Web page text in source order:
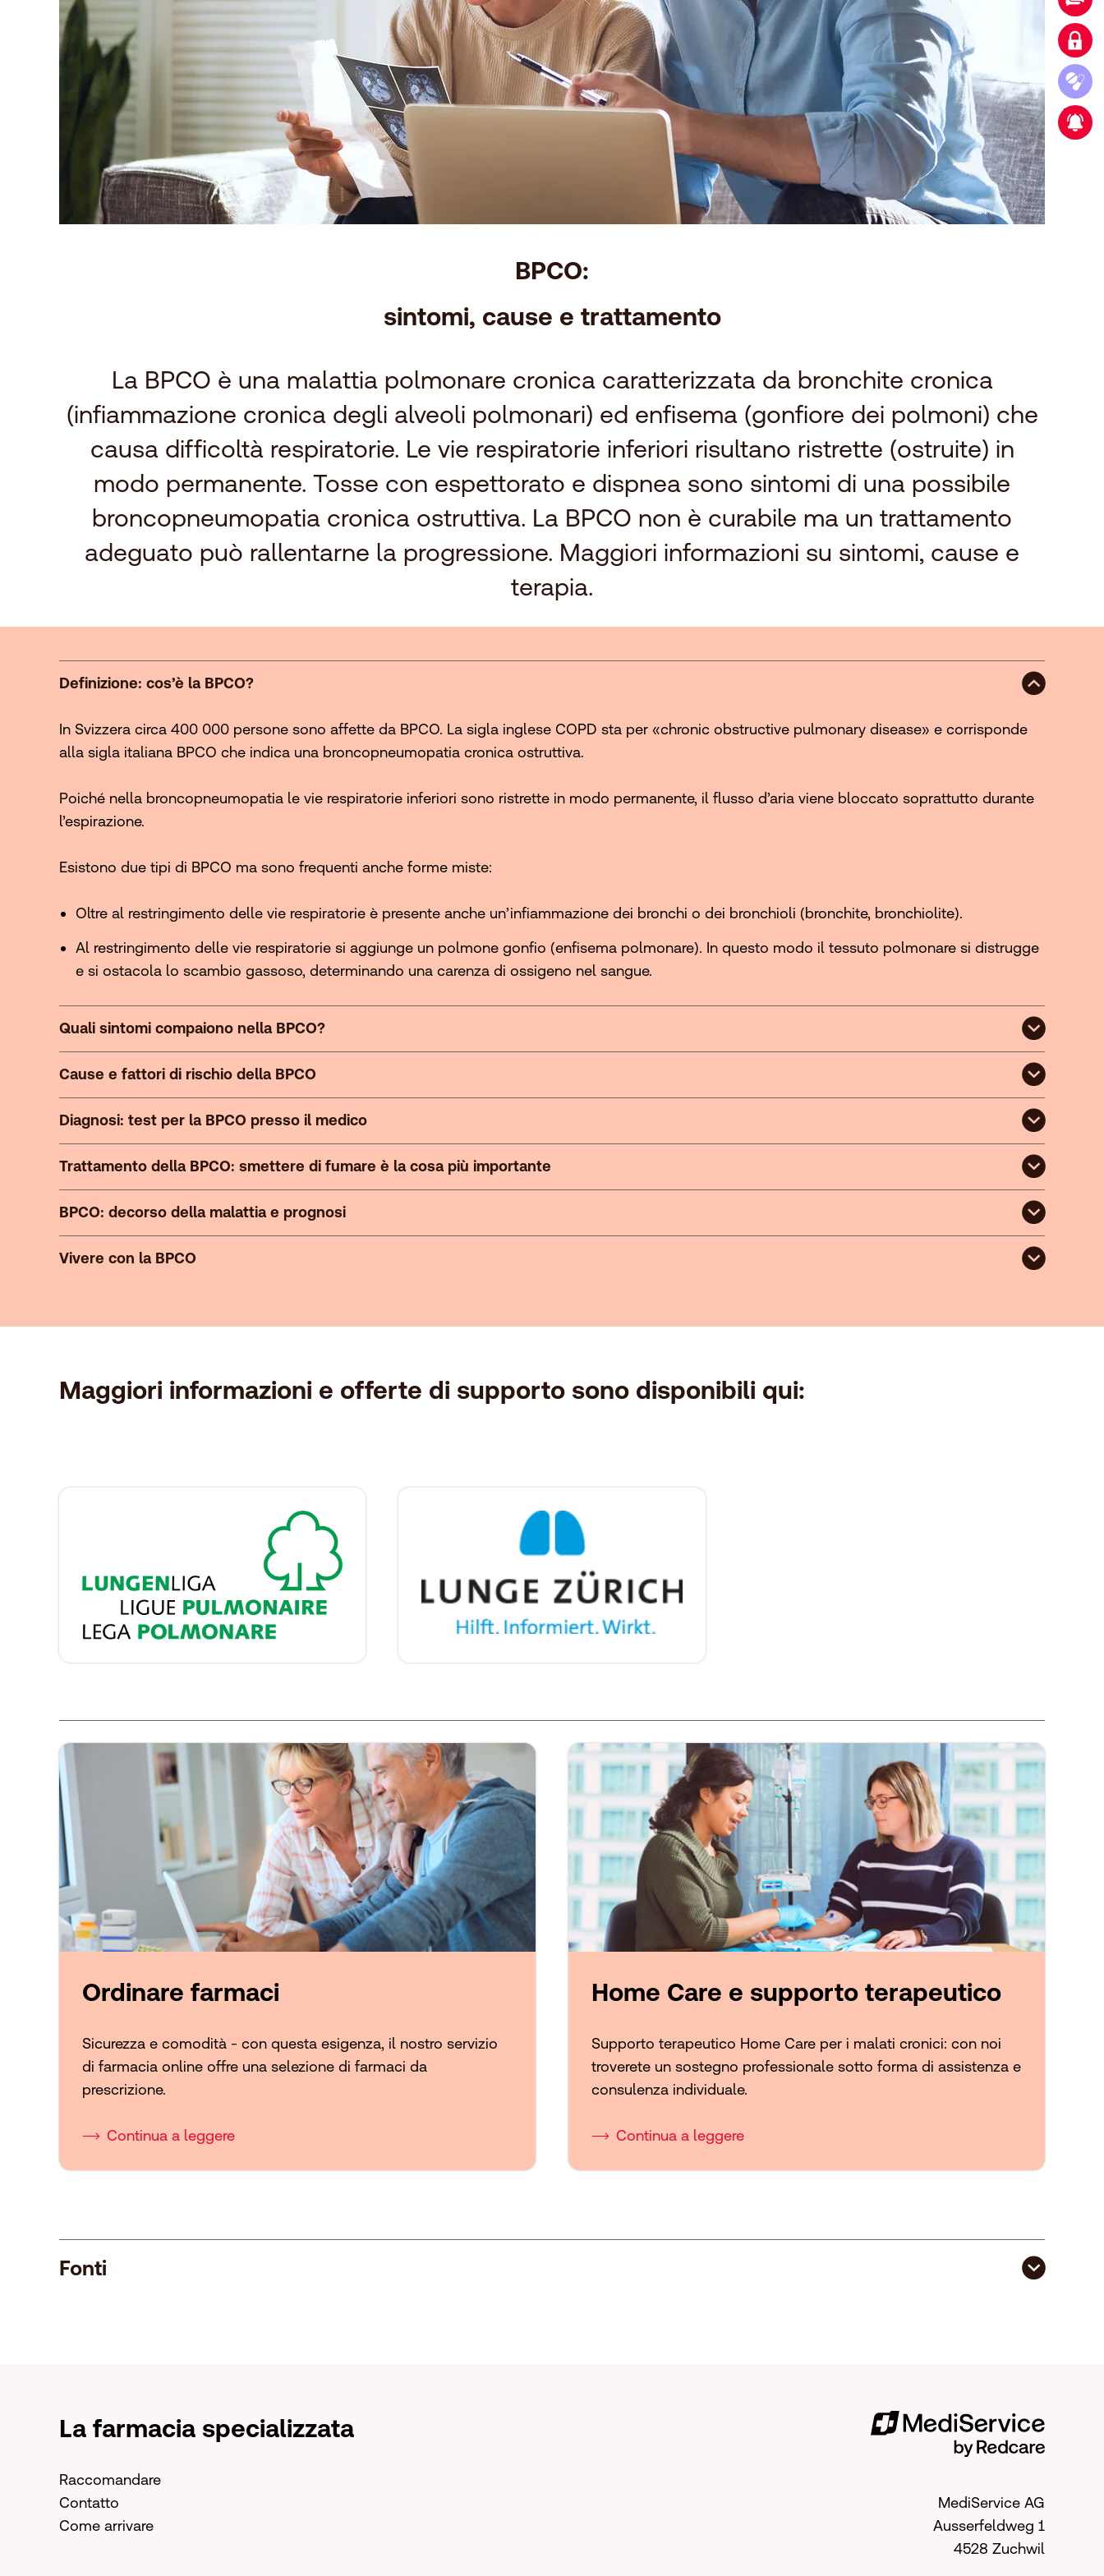
Connexion client
Ordinare farmaci è semplicissimo
Nuova partnership strategica
BPCO:
sintomi, cause e trattamento
La BPCO è una malattia polmonare cronica caratterizzata da bronchite cronica
(infiammazione cronica degli alveoli polmonari) ed enfisema (gonfiore dei polmoni) che
causa difficoltà respiratorie. Le vie respiratorie inferiori risultano ristrette (ostruite) in
modo permanente. Tosse con espettorato e dispnea sono sintomi di una possibile
broncopneumopatia cronica ostruttiva. La BPCO non è curabile ma un trattamento
adeguato può rallentarne la progressione. Maggiori informazioni su sintomi, cause e
terapia.
Definizione: cos’è la BPCO?
In Svizzera circa 400 000 persone sono affette da BPCO. La sigla inglese COPD sta per «chronic obstructive pulmonary disease» e corrisponde
alla sigla italiana BPCO che indica una broncopneumopatia cronica ostruttiva.
Poiché nella broncopneumopatia le vie respiratorie inferiori sono ristrette in modo permanente, il flusso d’aria viene bloccato soprattutto durante
l’espirazione.
Esistono due tipi di BPCO ma sono frequenti anche forme miste:
Oltre al restringimento delle vie respiratorie è presente anche un’infiammazione dei bronchi o dei bronchioli (bronchite, bronchiolite).
Al restringimento delle vie respiratorie si aggiunge un polmone gonfio (enfisema polmonare). In questo modo il tessuto polmonare si distrugge
e si ostacola lo scambio gassoso, determinando una carenza di ossigeno nel sangue.
Quali sintomi compaiono nella BPCO?
Cause e fattori di rischio della BPCO
Diagnosi: test per la BPCO presso il medico
Trattamento della BPCO: smettere di fumare è la cosa più importante
BPCO: decorso della malattia e prognosi
Vivere con la BPCO
Maggiori informazioni e offerte di supporto sono disponibili qui:
Ordinare farmaci
Sicurezza e comodità - con questa esigenza, il nostro servizio
di farmacia online offre una selezione di farmaci da
prescrizione.
Continua a leggere
Home Care e supporto terapeutico
Supporto terapeutico Home Care per i malati cronici: con noi
troverete un sostegno professionale sotto forma di assistenza e
consulenza individuale.
Continua a leggere
Fonti
La farmacia specializzata
Raccomandare
Contatto
Come arrivare
MediService AG
Ausserfeldweg 1
4528 Zuchwil